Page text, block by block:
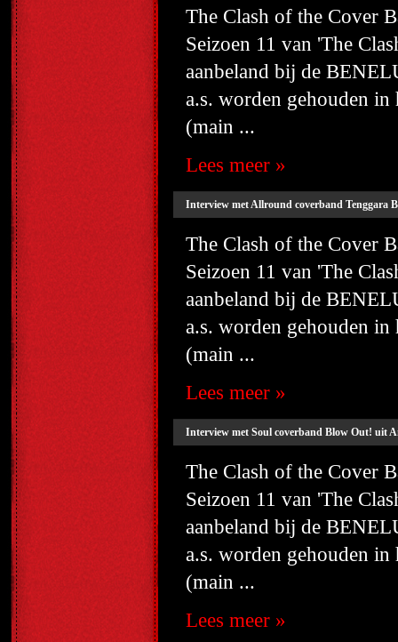
The Clash of the Cover
Seizoen 11 van 'The
aanbeland bij de
a.s. worden gehouden
(main ...
Lees meer »
Interview met Allround coverband Tenggara
The Clash of the Cover
Seizoen 11 van 'The
aanbeland bij de
a.s. worden gehouden
(main ...
Lees meer »
Interview met Soul coverband Blow Out! uit
The Clash of the Cover
Seizoen 11 van 'The
aanbeland bij de
a.s. worden gehouden
(main ...
Lees meer »